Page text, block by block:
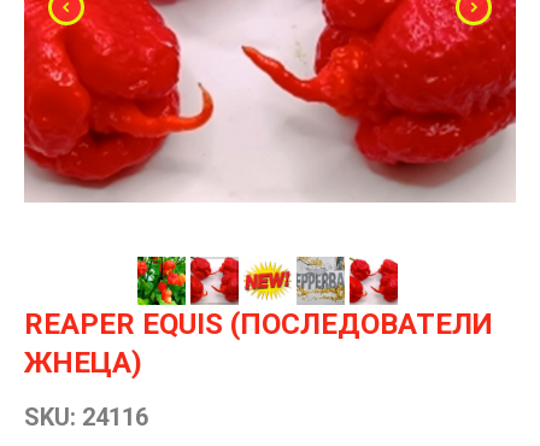
REAPER EQUIS (ПОСЛЕДОВАТЕЛИ
ЖНЕЦА)
SKU: 24116